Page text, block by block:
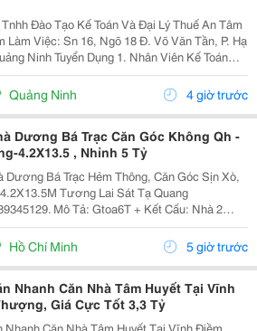
Tnhh Đào Tạo Kế Toán Và Đại Lý Thuế An Tâm
Làm Việc: Sn 16, Ngõ 18 Đ. Võ Văn Tần, P. Hạ
1. Nhân Viên Kế Toán
Công
Quan Đến Kế Toán Thuế...
Quảng Ninh 4 giờ trước
Dương Bá Trạc Căn Góc Không Qh -
4.2X13.5 , Nhỉnh 5 Tỷ
Dương Bá Trạc Hẻm Thông, Căn Góc Sịn Xò,
Tương Lai Sát Tạ Quang
Mô Tả: Gtoa6T + Kết Cấu: Nhà 2
Kiên Cố, 2 Phòng. + Vị Trí: Ngay Dương Bá
Tạ Quang Bửu, Âu Dương Lân, Nguyễn Thị
Hồ Chí Minh 5 giờ trước
Nhanh Căn Nhà Tâm Huyết Tại Vĩnh
Giá Cực Tốt 3,3 Tỷ
Nhanh Căn Nhà Tâm Huyết Tại Vĩnh Điềm